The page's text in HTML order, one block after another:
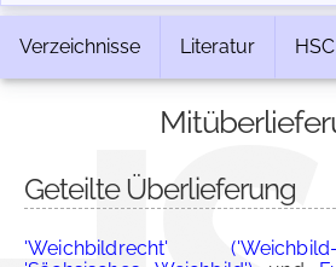
Verzeichnisse Literatur HSC
Geteilte Überlieferung
'Weichbildrecht'